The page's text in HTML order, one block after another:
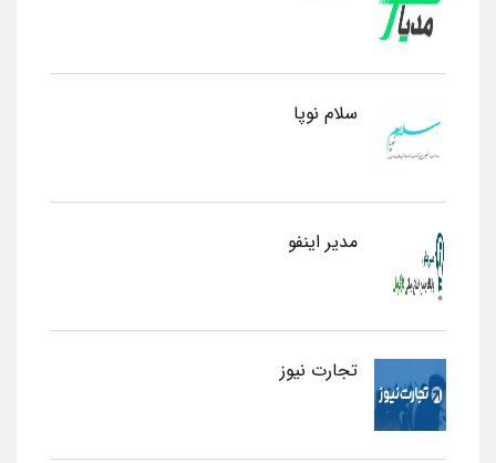
سلام نوپا
مدیر اینفو
تجارت نیوز